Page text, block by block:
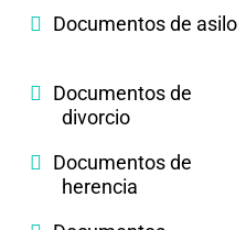
Documentos de asilo
Documentos de
divorcio
Documentos de
herencia